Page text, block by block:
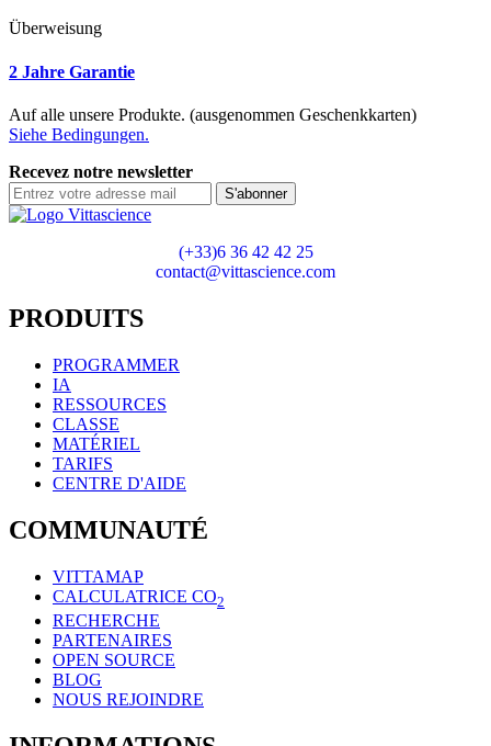
Überweisung
2 Jahre Garantie
Auf alle unsere Produkte. (ausgenommen Geschenkkarten)
Siehe Bedingungen.
Recevez notre newsletter
S'abonner
(+33)6 36 42 42 25
contact@vittascience.com
PRODUITS
PROGRAMMER
IA
RESSOURCES
CLASSE
MATÉRIEL
TARIFS
CENTRE D'AIDE
COMMUNAUTÉ
VITTAMAP
CALCULATRICE CO2
RECHERCHE
PARTENAIRES
OPEN SOURCE
BLOG
NOUS REJOINDRE